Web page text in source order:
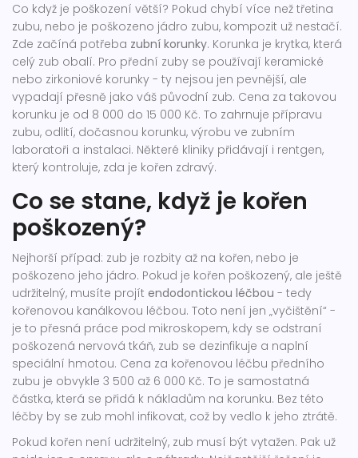
Co když je poškození větší? Pokud chybí více než třetina
zubu, nebo je poškozeno jádro zubu, kompozit už nestačí.
Zde začíná potřeba zubní korunky. Korunka je krytka, která
celý zub obalí. Pro přední zuby se používají keramické
nebo zirkoniové korunky - ty nejsou jen pevnější, ale
vypadají přesně jako váš původní zub. Cena za takovou
korunku je od 8 000 do 15 000 Kč. To zahrnuje přípravu
zubu, odlití, dočasnou korunku, výrobu ve zubním
laboratoři a instalaci. Některé kliniky přidávají i rentgen,
který kontroluje, zda je kořen zdravý.
Co se stane, když je kořen
poškozený?
Nejhorší případ: zub je rozbity až na kořen, nebo je
poškozeno jeho jádro. Pokud je kořen poškozený, ale ještě
udržitelný, musíte projít endodontickou léčbou - tedy
kořenovou kanálkovou léčbou. Toto není jen „vyčištění“ -
je to přesná práce pod mikroskopem, kdy se odstraní
poškozená nervová tkáň, zub se dezinfikuje a naplní
speciální hmotou. Cena za kořenovou léčbu předního
zubu je obvykle 3 500 až 6 000 Kč. To je samostatná
částka, která se přidá k nákladům na korunku. Bez této
léčby by se zub mohl infikovat, což by vedlo k jeho ztrátě.
Pokud kořen není udržitelný, zub musí být vytažen. Pak už